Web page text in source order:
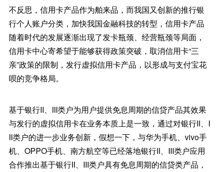
不反思，信用卡产品作为舶来品，而我国又创新的推行银
行个人账户分类，加快我国金融科技的转型，信用卡产品
随着时代的发展逐渐出现了发卡瓶颈、经营瓶颈等局面，
信用卡中心寄希望于能够获得政策突破，取消信用卡“三
亲”政策的限制，发行虚拟信用卡产品，以形成与支付宝花
呗的竞争格局。
基于银行II、III类户为用户提供免息周期的信贷产品其效果
与发行的虚拟信用卡在业务本质上是一致，通过对银行II、I
II类户的进一步业务创新，假想一下，与华为手机、vivo手
机、OPPO手机、南方航空等已经落地银行II、III类户应用
合作推出基于银行II、III类户具有免息周期的信贷类产品，